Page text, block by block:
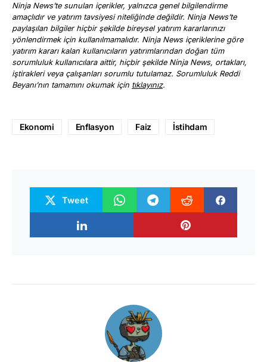
Ninja News’te sunulan içerikler, yalnızca genel bilgilendirme
amaçlıdır ve yatırım tavsiyesi niteliğinde değildir. Ninja News’te
paylaşılan bilgiler hiçbir şekilde bireysel yatırım kararlarınızı
yönlendirmek için kullanılmamalıdır. Ninja News içeriklerine göre
yatırım kararı kalan kullanıcıların yatırımlarından doğan tüm
sorumluluk kullanıcılara aittir, hiçbir şekilde Ninja News, ortakları,
iştirakleri veya çalışanları sorumlu tutulamaz. Sorumluluk Reddi
Beyanı’nın tamamını okumak için tıklayınız.
Ekonomi Enflasyon Faiz İstihdam
Tweet